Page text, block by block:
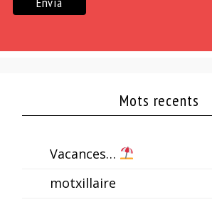
Mots recents
Vacances…
motxillaire